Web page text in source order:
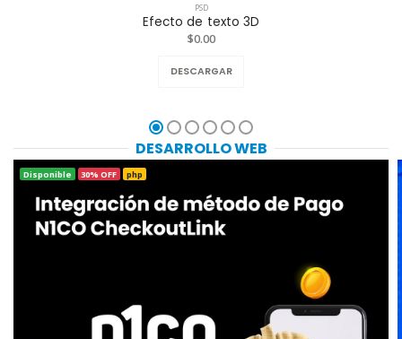
PSD
Efecto de texto 3D
$0.00
DESCARGAR
DESARROLLO WEB
Disponible 30% OFF php